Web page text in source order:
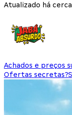
Atualizado há
Achados e preços
Ofertas secretas?